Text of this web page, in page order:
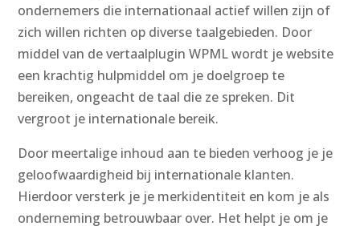
ondernemers die internationaal actief willen zijn of
zich willen richten op diverse taalgebieden. Door
middel van de vertaalplugin WPML wordt je website
een krachtig hulpmiddel om je doelgroep te
bereiken, ongeacht de taal die ze spreken. Dit
vergroot je internationale bereik.
Door meertalige inhoud aan te bieden verhoog je je
geloofwaardigheid bij internationale klanten.
Hierdoor versterk je je merkidentiteit en kom je als
onderneming betrouwbaar over. Het helpt je om je